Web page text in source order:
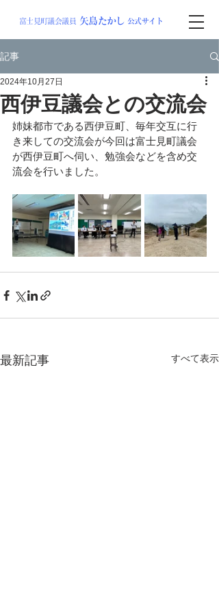
富士見町議会議員 矢島たかし 公式サイト
記事
西伊豆議会との交流会
2024年10月27日
姉妹都市である西伊豆町、毎年交互に行
き来しての交流会が今回は富士見町議会
が西伊豆町へ伺い、勉強会などを含め交
流会を行いました。
最新記事 すべて表示